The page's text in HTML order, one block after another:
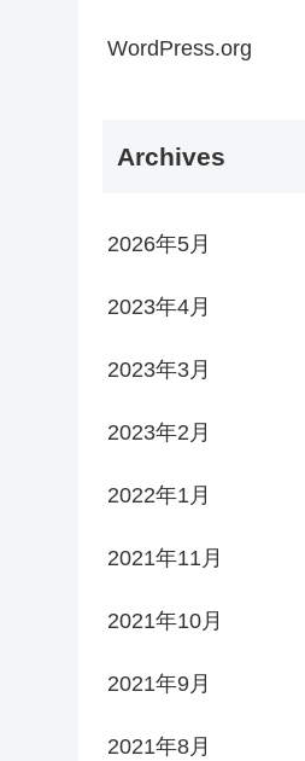
WordPress.org
Archives
2026年5月
2023年4月
2023年3月
2023年2月
2022年1月
2021年11月
2021年10月
2021年9月
2021年8月